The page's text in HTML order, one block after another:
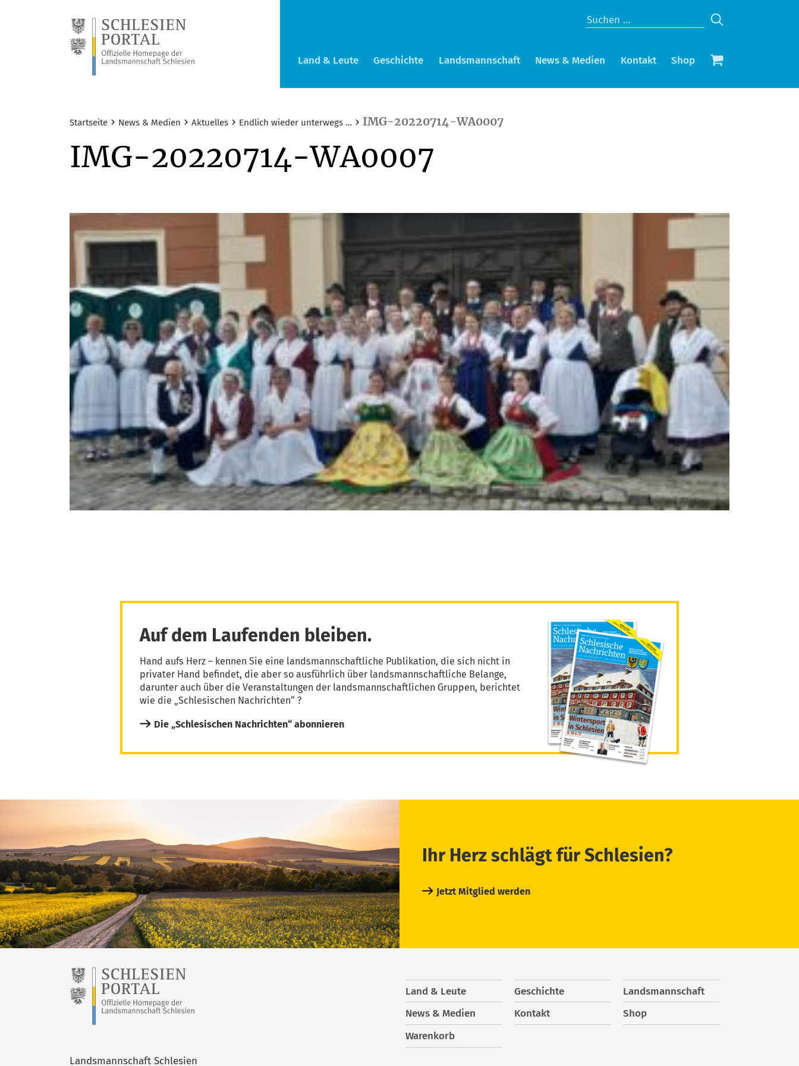
Land & Leute Geschichte Landsmannschaft News & Medien Kontakt Shop
Startseite › News & Medien › Aktuelles › Endlich wieder unterwegs … › IMG-20220714-WA0007
IMG-20220714-WA0007
Auf dem Laufenden bleiben.
Hand aufs Herz – kennen Sie eine landsmannschaftliche Publikation, die sich nicht in
privater Hand befindet, die aber so ausführlich über landsmannschaftliche Belange,
darunter auch über die Veranstaltungen der landsmannschaftlichen Gruppen, berichtet
wie die „Schlesischen Nachrichten“ ?
Die „Schlesischen Nachrichten“ abonnieren
Ihr Herz schlägt für Schlesien?
Jetzt Mitglied werden
Landsmannschaft Schlesien
Land & Leute Geschichte
Landsmannschaft
News & Medien
Kontakt
Shop
Warenkorb